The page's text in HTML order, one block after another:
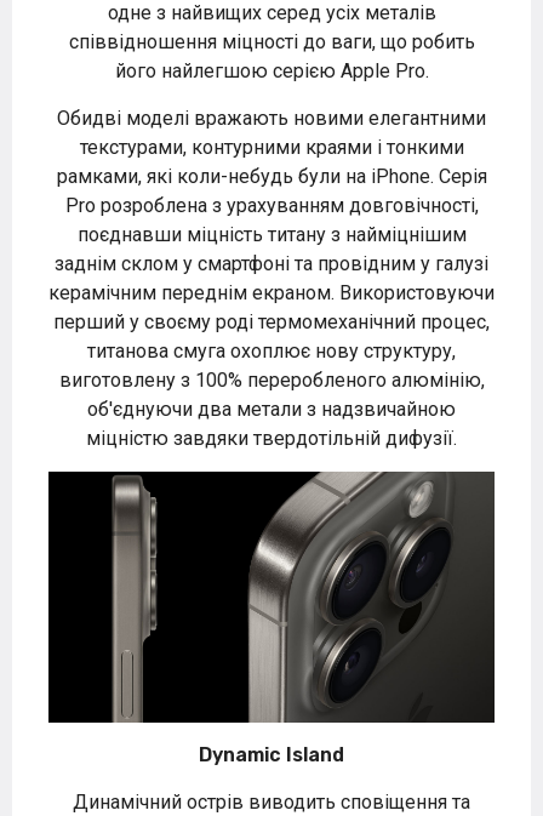
одне з найвищих серед усіх металів
співвідношення міцності до ваги, що робить
його найлегшою серією Apple Pro.
Обидві моделі вражають новими елегантними
текстурами, контурними краями і тонкими
рамками, які коли-небудь були на iPhone. Серія
Pro розроблена з урахуванням довговічності,
поєднавши міцність титану з найміцнішим
заднім склом у смартфоні та провідним у галузі
керамічним переднім екраном. Використовуючи
перший у своєму роді термомеханічний процес,
титанова смуга охоплює нову структуру,
виготовлену з 100% переробленого алюмінію,
об'єднуючи два метали з надзвичайною
міцністю завдяки твердотільній дифузії.
Dynamic Island
Динамічний острів виводить сповіщення та